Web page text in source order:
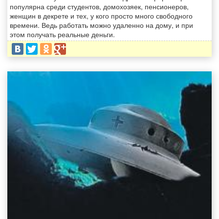
популярна среди студентов, домохозяек, пенсионеров,
женщин в декрете и тех, у кого просто много свободного
времени. Ведь работать можно удаленно на дому, и при
этом получать реальные деньги.